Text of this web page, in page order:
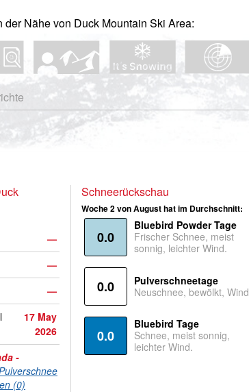
der Nähe von Duck Mountain Ski Area:
—
—
—
17 May
2026
-
(0)
Schneerückschau
Woche 2 von August hat im Durchschnitt:
0.0
Bluebird Powder Tage
Frischer Schnee, meist
sonnig, leichter Wind.
0.0
Pulverschneetage
Neuschnee, bewölkt, Wind
0.0
Bluebird Tage
Schnee, meist sonnig,
leichter Wind.